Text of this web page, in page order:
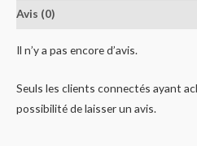
Avis (0)
Il n’y a pas encore d’avis.
Seuls les clients connectés ayant
possibilité de laisser un avis.